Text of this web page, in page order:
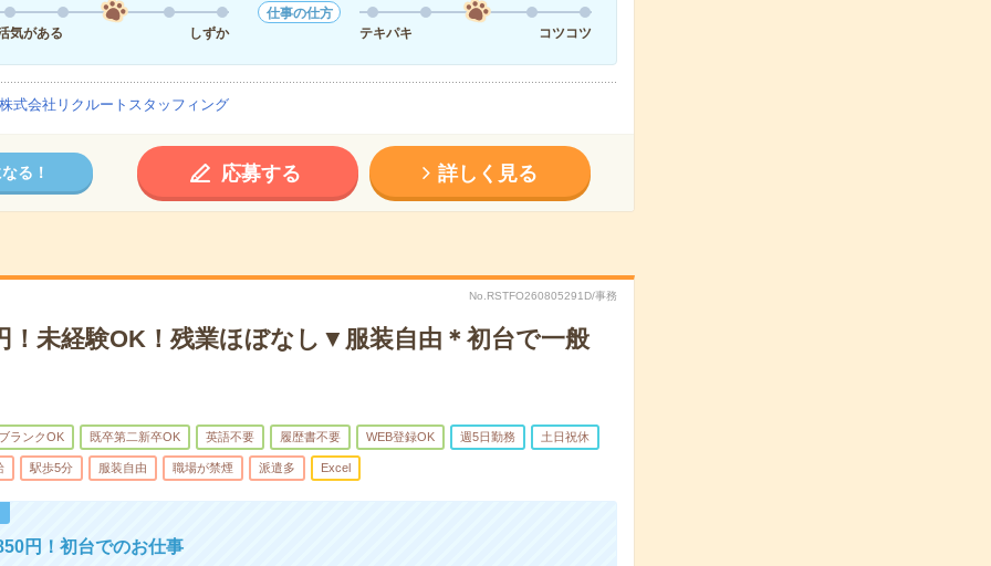
気がある しずか
仕事の仕方
テキパキ
コツコツ
株式会社リクルートスタッフィング
る！ 応募する 詳しく見る
No.RSTFO260805291D/事務
！未経験OK！残業ほぼなし▼服装自由＊初台で一般
ランクOK 既卒第二新卒OK 英語不要 履歴書不要 WEB登録OK 週5日勤務 土日祝休
駅歩5分 服装自由 職場が禁煙 派遣多 Excel
円！初台でのお仕事